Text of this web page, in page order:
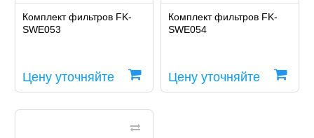
Комплект фильтров FK-
SWE053
Цену уточняйте
Комплект фильтров FK-
SWE054
Цену уточняйте